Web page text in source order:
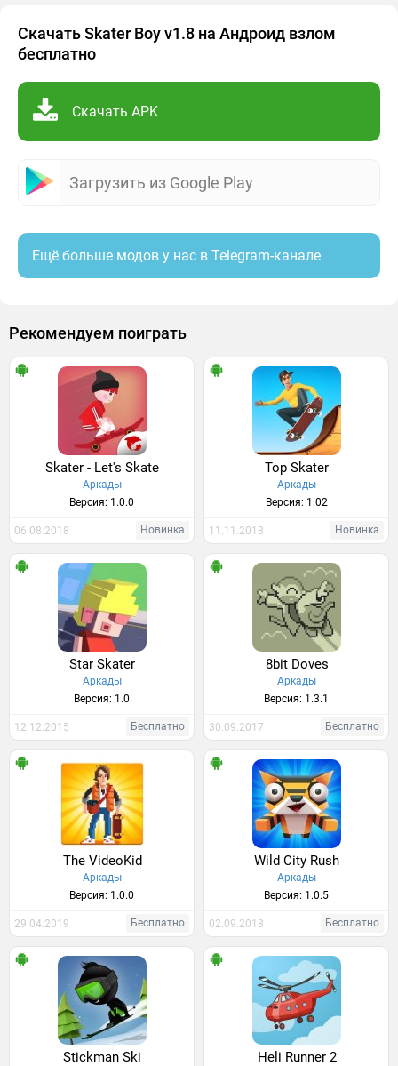
Скачать Skater Boy v1.8 на Андроид взлом
бесплатно
Скачать APK
Загрузить из Google Play
Ещё больше модов у нас в Telegram-канале
Рекомендуем поиграть
Skater - Let's Skate
Аркады
Версия: 1.0.0
06.08.2018 Новинка
Top Skater
Аркады
Версия: 1.02
11.11.2018 Новинка
Star Skater
Аркады
Версия: 1.0
12.12.2015 Бесплатно
8bit Doves
Аркады
Версия: 1.3.1
30.09.2017 Бесплатно
The VideoKid
Аркады
Версия: 1.0.0
29.04.2019 Бесплатно
Wild City Rush
Аркады
Версия: 1.0.5
02.09.2018 Бесплатно
Stickman Ski Heli Runner 2